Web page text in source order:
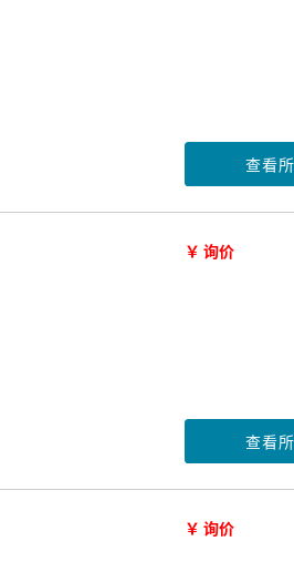
查看
￥ 询价
查看
￥ 询价